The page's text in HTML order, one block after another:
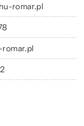
romar.pl